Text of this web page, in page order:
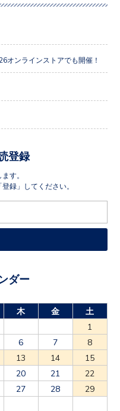
オンラインストアでも開催！
登録
す。
録」してください。
ダー
木 金
土
1
6 7
8
13 14
15
20 21
22
27 28
29